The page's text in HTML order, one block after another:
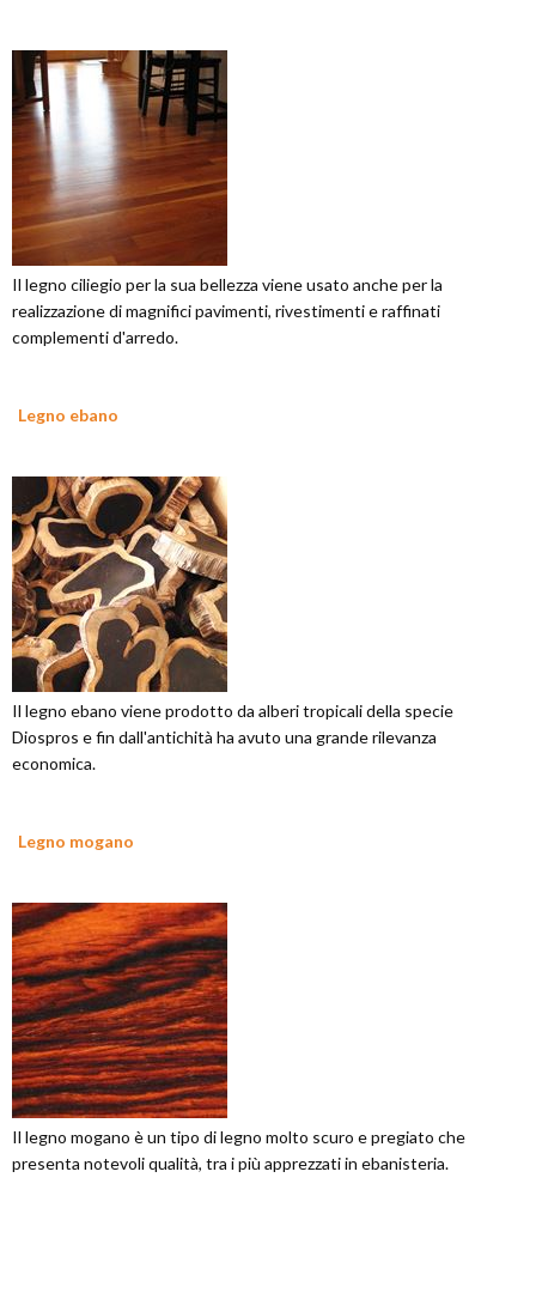
Il legno ciliegio per la sua bellezza viene usato anche per la
realizzazione di magnifici pavimenti, rivestimenti e raffinati
complementi d'arredo.
Legno ebano
Il legno ebano viene prodotto da alberi tropicali della specie
Diospros e fin dall'antichità ha avuto una grande rilevanza
economica.
Legno mogano
Il legno mogano è un tipo di legno molto scuro e pregiato che
presenta notevoli qualità, tra i più apprezzati in ebanisteria.